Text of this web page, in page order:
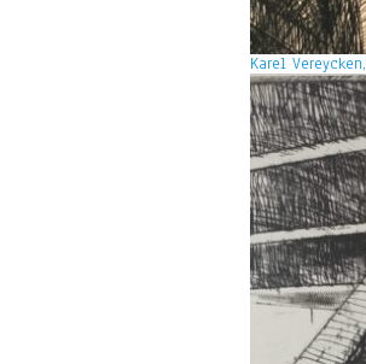
Karel Vereycken,